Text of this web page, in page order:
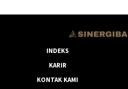
INDEKS
KARIR
KONTAK KAMI